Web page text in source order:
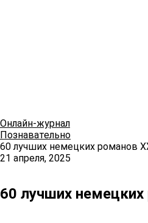
Онлайн-журнал
Познавательно
60 лучших немецких романов
21 апреля, 2025
60 лучших